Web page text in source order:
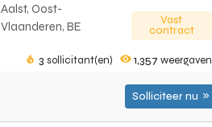
Aalst, Oost-
Vlaanderen, BE
Vast
contract
3 sollicitant(en) 1,357 weergaven
Solliciteer nu